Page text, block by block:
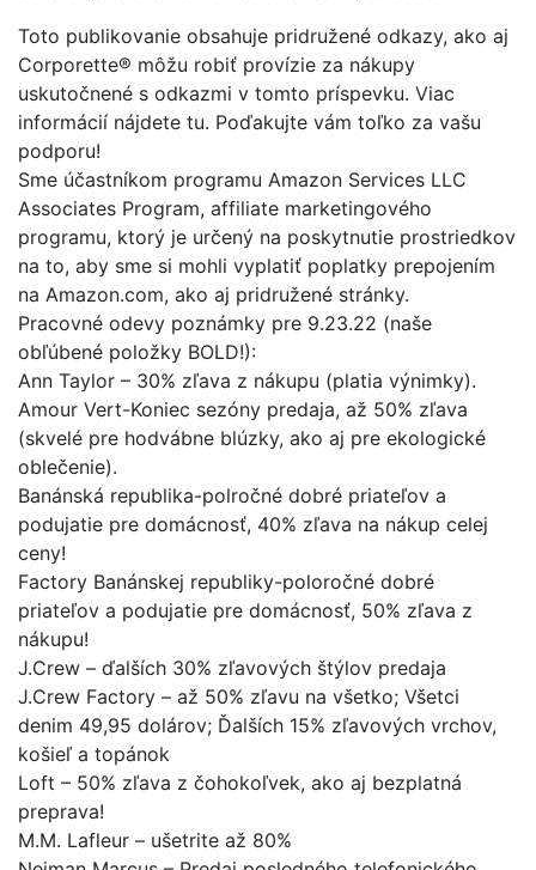
Toto publikovanie obsahuje pridružené odkazy, ako aj
Corporette® môžu robiť provízie za nákupy
uskutočnené s odkazmi v tomto príspevku. Viac
informácií nájdete tu. Poďakujte vám toľko za vašu
podporu!
Sme účastníkom programu Amazon Services LLC
Associates Program, affiliate marketingového
programu, ktorý je určený na poskytnutie prostriedkov
na to, aby sme si mohli vyplatiť poplatky prepojením
na Amazon.com, ako aj pridružené stránky.
Pracovné odevy poznámky pre 9.23.22 (naše
obľúbené položky BOLD!):
Ann Taylor – 30% zľava z nákupu (platia výnimky).
Amour Vert-Koniec sezóny predaja, až 50% zľava
(skvelé pre hodvábne blúzky, ako aj pre ekologické
oblečenie).
Banánská republika-polročné dobré priateľov a
podujatie pre domácnosť, 40% zľava na nákup celej
ceny!
Factory Banánskej republiky-poloročné dobré
priateľov a podujatie pre domácnosť, 50% zľava z
nákupu!
J.Crew – ďalších 30% zľavových štýlov predaja
J.Crew Factory – až 50% zľavu na všetko; Všetci
denim 49,95 dolárov; Ďalších 15% zľavových vrchov,
košieľ a topánok
Loft – 50% zľava z čohokoľvek, ako aj bezplatná
preprava!
M.M. Lafleur – ušetrite až 80%